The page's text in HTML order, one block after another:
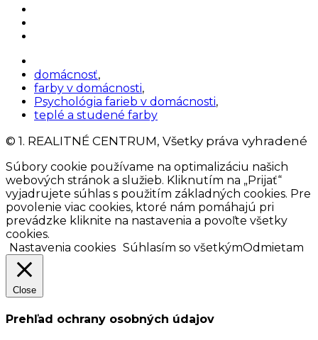
domácnosť,
farby v domácnosti,
Psychológia farieb v domácnosti,
teplé a studené farby
© 1. REALITNÉ CENTRUM, Všetky práva vyhradené
Súbory cookie používame na optimalizáciu našich
webových stránok a služieb. Kliknutím na „Prijať“
vyjadrujete súhlas s použitím základných cookies. Pre
povolenie viac cookies, ktoré nám pomáhajú pri
prevádzke kliknite na nastavenia a povoľte všetky
cookies.
Nastavenia cookies Súhlasím so všetkýmOdmietam
Close
Prehľad ochrany osobných údajov